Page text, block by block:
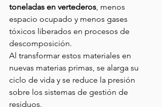
toneladas en vertederos , menos
espacio ocupado y menos gases
tóxicos liberados en procesos de
descomposición.
Al transformar estos materiales en
nuevas materias primas, se alarga su
ciclo de vida y se reduce la presión
sobre los sistemas de gestión de
residuos.